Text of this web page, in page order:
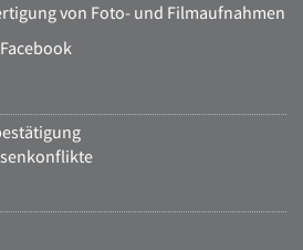
von Foto- und Filmaufnahmen